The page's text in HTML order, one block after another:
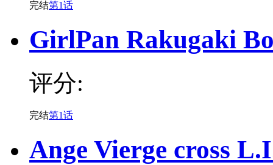
完结第1话
GirlPan Rakugaki
评分:
完结第1话
Ange Vierge cross